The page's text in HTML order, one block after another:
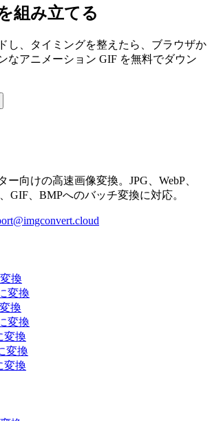
組み立てる
し、タイミングを整えたら、ブラウザか
なアニメーション GIF を無料でダウン
ー向けの高速画像変換。JPG、WebP、
GIF、BMPへのバッチ変換に対応。
換
変換
換
変換
変換
変換
変換